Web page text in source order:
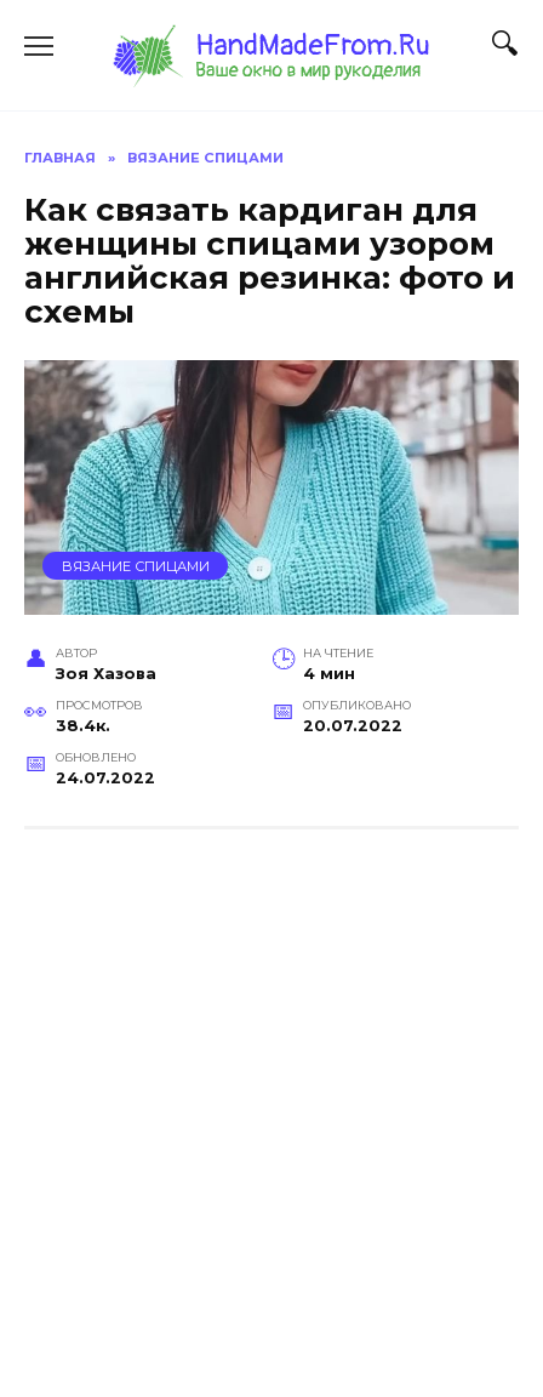
содержанию
ГЛАВНАЯ » ВЯЗАНИЕ СПИЦАМИ
Как связать кардиган для
женщины спицами узором
английская резинка: фото и
схемы
ВЯЗАНИЕ СПИЦАМИ
АВТОР
Зоя Хазова
НА ЧТЕНИЕ
4 мин
ПРОСМОТРОВ
38.4к.
ОПУБЛИКОВАНО
20.07.2022
ОБНОВЛЕНО
24.07.2022